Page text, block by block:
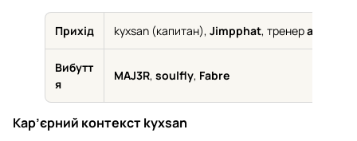
Прихід kyxsan (капитан), Jimpphat, тренерash
Вибутт
я
MAJ3R, soulfly, Fabre
Кар’єрний контекст kyxsan